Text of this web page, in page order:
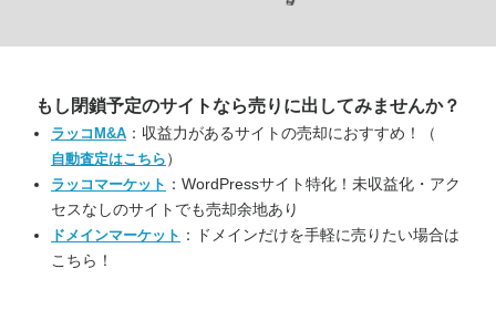
もし閉鎖予定のサイトなら売りに出してみませんか？
ラッコM&A ：収益力があるサイトの売却におすすめ！（
自動査定はこちら ）
ラッコマーケット ：WordPressサイト特化！未収益化・アク
セスなしのサイトでも売却余地あり
ドメインマーケット ：ドメインだけを手軽に売りたい場合は
こちら！